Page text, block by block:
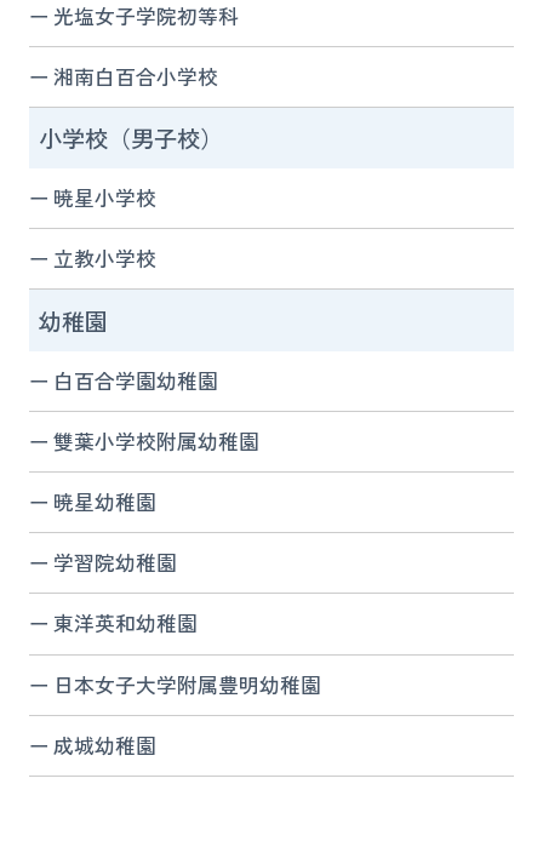
光塩女子学院初等科
湘南白百合小学校
小学校（男子校）
暁星小学校
立教小学校
幼稚園
白百合学園幼稚園
雙葉小学校附属幼稚園
暁星幼稚園
学習院幼稚園
東洋英和幼稚園
日本女子大学附属豊明幼稚園
成城幼稚園